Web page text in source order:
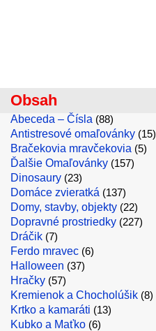
Obsah
Abeceda – Čísla (88)
Antistresové omaľovánky (15)
Bračekovia mravčekovia (5)
Ďalšie Omaľovánky (157)
Dinosaury (23)
Domáce zvieratká (137)
Domy, stavby, objekty (22)
Dopravné prostriedky (227)
Dráčik (7)
Ferdo mravec (6)
Halloween (37)
Hračky (57)
Kremienok a Chocholúšik (8)
Krtko a kamaráti (13)
Kubko a Maťko (6)